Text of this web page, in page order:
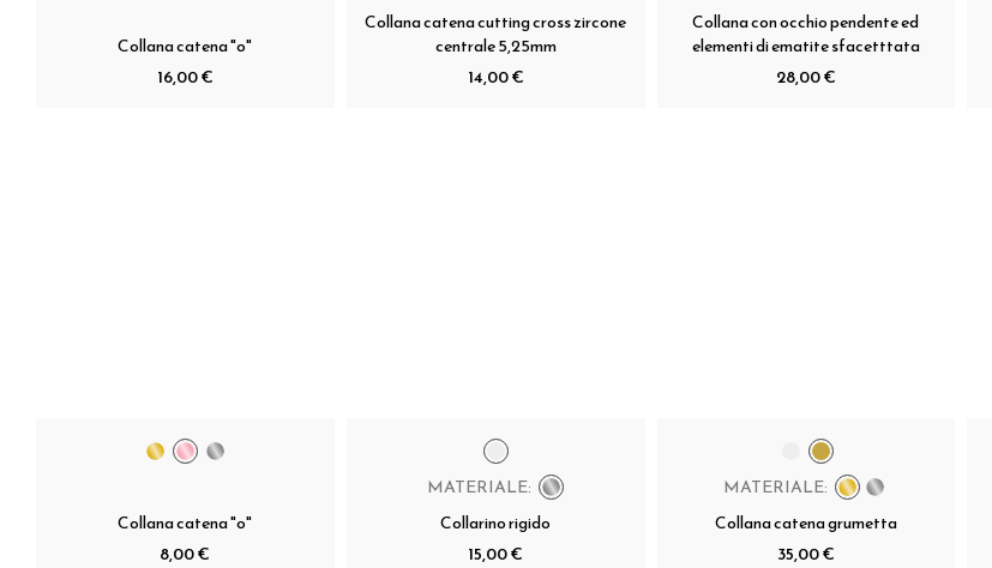
Collana catena "o"
16,00 €
Collana catena cutting cross zircone
centrale 5,25mm
14,00 €
Collana con occhio pendente ed
elementi di ematite sfacetttata
28,00 €
Collana catena "o"
8,00 €
MATERIALE:
Collarino rigido
15,00 €
MATERIALE:
Collana catena grumetta
35,00 €